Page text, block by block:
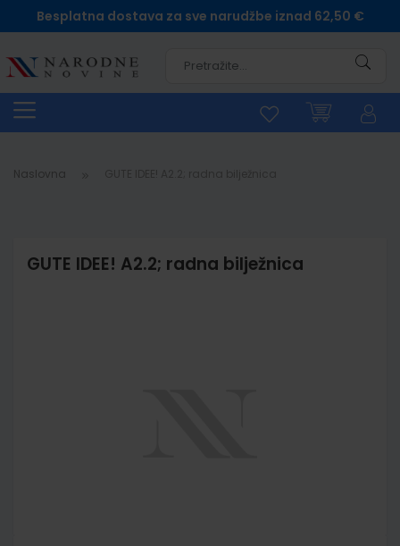
Besplatna dostava za sve narudžbe iznad 62,50 €
Naslovna
GUTE IDEE! A2.2; radna bilježnica